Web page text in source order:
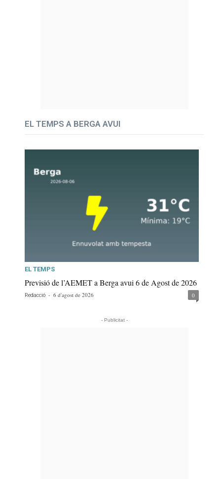
EL TEMPS A BERGA AVUI
EL TEMPS
Previsió de l’AEMET a Berga avui 6 de Agost de 2026
Redacció - 6 d'agost de 2026 0
- Publicitat -